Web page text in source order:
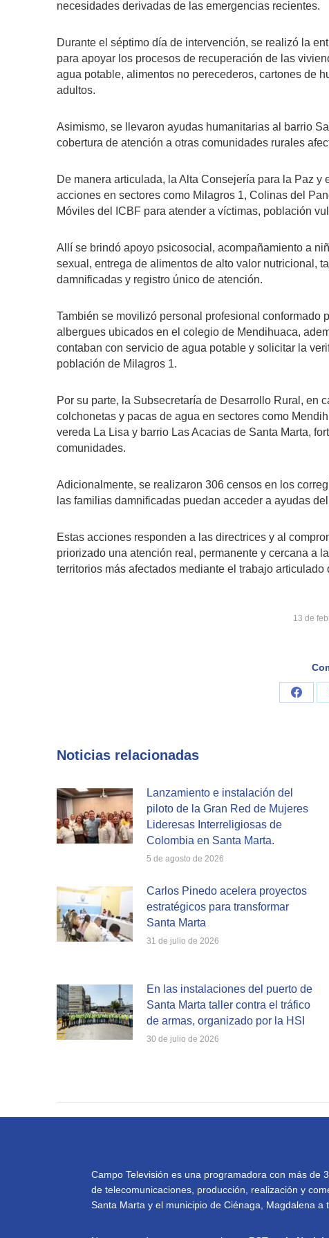
necesidades derivadas de las emergencias recientes.
Durante el séptimo día de intervención, se realizó la
para apoyar los procesos de recuperación de las
agua potable, alimentos no perecederos, cartones de
adultos.
Asimismo, se llevaron ayudas humanitarias al barrio
cobertura de atención a otras comunidades rurales
De manera articulada, la Alta Consejería para la Paz
acciones en sectores como Milagros 1, Colinas del
Móviles del ICBF para atender a víctimas, población
Allí se brindó apoyo psicosocial, acompañamiento a
sexual, entrega de alimentos de alto valor nutricional,
damnificadas y registro único de atención.
También se movilizó personal profesional
albergues ubicados en el colegio de Mendihuaca,
contaban con servicio de agua potable y solicitar la
población de Milagros 1.
Por su parte, la Subsecretaría de Desarrollo Rural, en
colchonetas y pacas de agua en sectores como
vereda La Lisa y barrio Las Acacias de Santa Marta,
comunidades.
Adicionalmente, se realizaron 306 censos en los
las familias damnificadas puedan acceder a ayudas
Estas acciones responden a las directrices y al
priorizado una atención real, permanente y cercana a
territorios más afectados mediante el trabajo
13 de
Share
Noticias relacionadas
Lanzamiento e instalación del
piloto de la Gran Red de Mujeres
Lideresas Interreligiosas de
Colombia en Santa Marta.
5 de agosto de 2026
Carlos Pinedo acelera proyectos
estratégicos para transformar
Santa Marta
31 de julio de 2026
En las instalaciones del puerto de
Santa Marta taller contra el tráfico
de armas, organizado por la HSI
30 de julio de 2026
Campo Televisión es una programadora con más de
de telecomunicaciones, producción, realización y
Santa Marta y el municipio de Ciénaga, Magdalena a